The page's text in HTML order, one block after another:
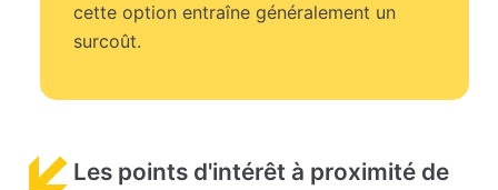
cette option entraîne généralement un
surcoût.
Les points d'intérêt à proximité de